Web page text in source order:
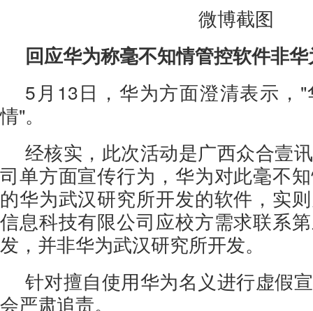
微博截图
回应华为称毫不知情管控软件非
5月13日，华为方面澄清表示，
情"。
经核实，此次活动是广西众合壹
司单方面宣传行为，华为对此毫不
的华为武汉研究所开发的软件，实
信息科技有限公司应校方需求联系
发，并非华为武汉研究所开发。
针对擅自使用华为名义进行虚假
会严肃追责。